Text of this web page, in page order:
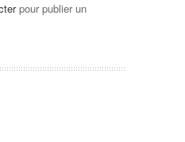
pour publier un